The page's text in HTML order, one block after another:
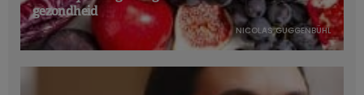
Molecular Nutrition and Food Research, 2018.Noerman S. et al.,
gezondheid
NICOLAS GUGGENBÜHL